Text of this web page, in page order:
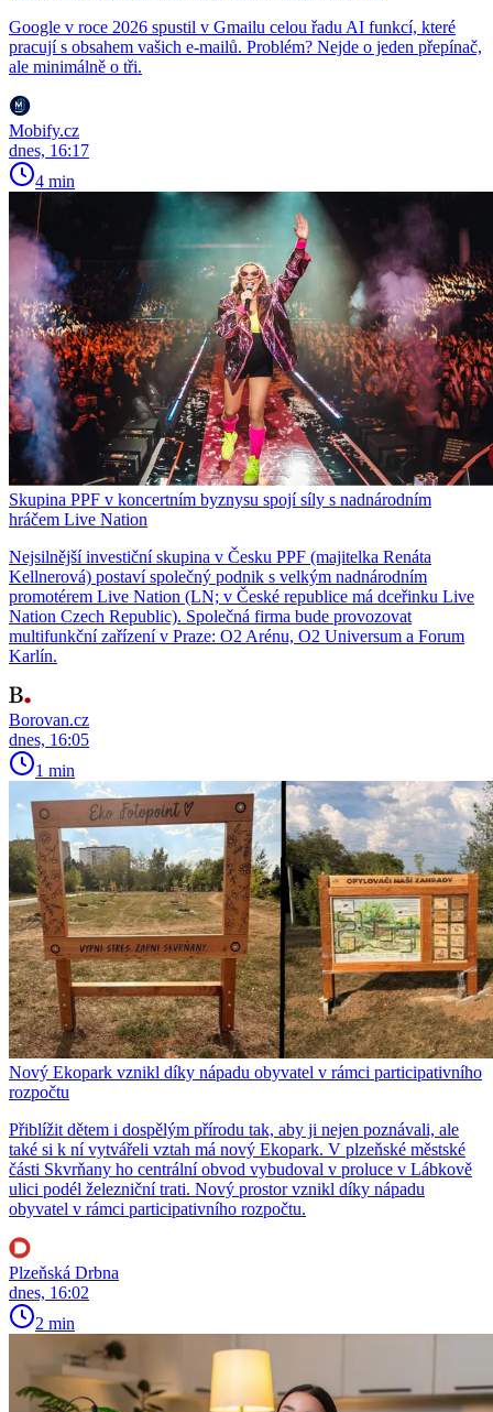
Google v roce 2026 spustil v Gmailu celou řadu AI funkcí, které
pracují s obsahem vašich e-mailů. Problém? Nejde o jeden přepínač,
ale minimálně o tři.
Mobify.cz
dnes, 16:17
4 min
Skupina PPF v koncertním byznysu spojí síly s nadnárodním
hráčem Live Nation
Nejsilnější investiční skupina v Česku PPF (majitelka Renáta
Kellnerová) postaví společný podnik s velkým nadnárodním
promotérem Live Nation (LN; v České republice má dceřinku Live
Nation Czech Republic). Společná firma bude provozovat
multifunkční zařízení v Praze: O2 Arénu, O2 Universum a Forum
Karlín.
Borovan.cz
dnes, 16:05
1 min
Nový Ekopark vznikl díky nápadu obyvatel v rámci participativního
rozpočtu
Přiblížit dětem i dospělým přírodu tak, aby ji nejen poznávali, ale
také si k ní vytvářeli vztah má nový Ekopark. V plzeňské městské
části Skvrňany ho centrální obvod vybudoval v proluce v Lábkově
ulici podél železniční trati. Nový prostor vznikl díky nápadu
obyvatel v rámci participativního rozpočtu.
Plzeňská Drbna
dnes, 16:02
2 min